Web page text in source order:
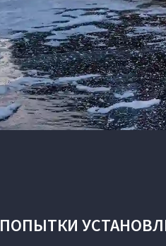
ПОПЫТКИ